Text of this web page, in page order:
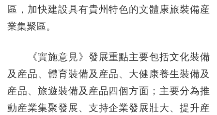
區，加快建設具有貴州特色的文體康旅裝備産
業集聚區。
《實施意見》發展重點主要包括文化裝備
及産品、體育裝備及産品、大健康養生裝備及
産品、旅遊裝備及産品四個方面；主要分為推
動産業集聚發展、支持企業發展壯大、提升産